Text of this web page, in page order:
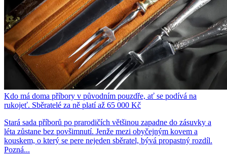
Kdo má doma příbory v původním pouzdře, ať se podívá na
rukojeť. Sběratelé za ně platí až 65 000 Kč
Stará sada příborů po prarodičích většinou zapadne do zásuvky a
léta zůstane bez povšimnutí. Jenže mezi obyčejným kovem a
kouskem, o který se pere nejeden sběratel, bývá propastný rozdíl.
Pozná...